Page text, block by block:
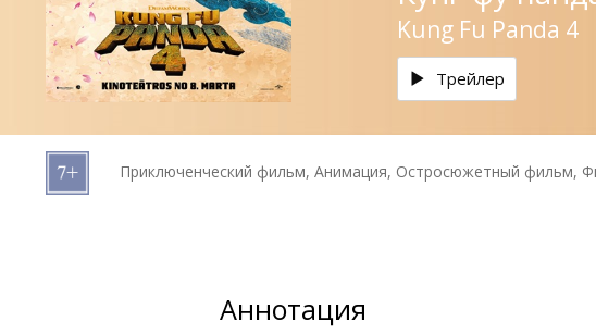
Подарки
B2B
Kung Fu Panda 4
Трейлер
Приключенческий фильм, Анимация, Остросюжетный фильм,
Аннотация